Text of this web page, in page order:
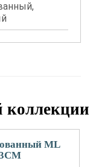
коллекции
ML